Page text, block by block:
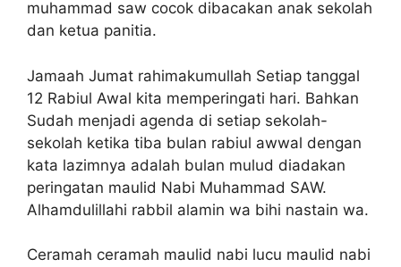
muhammad saw cocok dibacakan anak sekolah
dan ketua panitia.
Jamaah Jumat rahimakumullah Setiap tanggal
12 Rabiul Awal kita memperingati hari. Bahkan
Sudah menjadi agenda di setiap sekolah-
sekolah ketika tiba bulan rabiul awwal dengan
kata lazimnya adalah bulan mulud diadakan
peringatan maulid Nabi Muhammad SAW.
Alhamdulillahi rabbil alamin wa bihi nastain wa.
Ceramah ceramah maulid nabi lucu maulid nabi